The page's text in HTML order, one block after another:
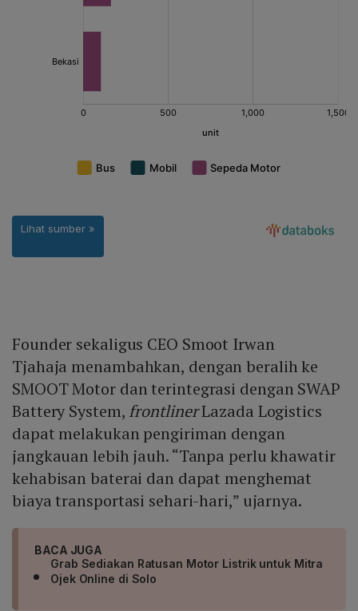
Founder sekaligus CEO Smoot Irwan
Tjahaja menambahkan, dengan beralih ke
SMOOT Motor dan terintegrasi dengan SWAP
Battery System, frontlinerLazada Logistics
dapat melakukan pengiriman dengan
jangkauan lebih jauh. “Tanpa perlu khawatir
kehabisan baterai dan dapat menghemat
biaya transportasi sehari-hari,” ujarnya.
BACA JUGA
Grab Sediakan Ratusan Motor Listrik untuk Mitra
Ojek Online di Solo